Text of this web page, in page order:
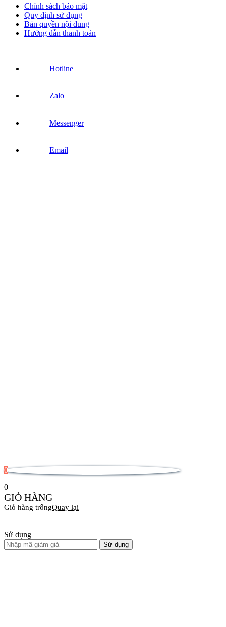
Chính sách bảo mật
Quy định sử dụng
Bản quyền nội dung
Hướng dẫn thanh toán
Hotline
Zalo
Messenger
Email
0
0
GIỎ HÀNG
Giỏ hàng trốngQuay lại
Sử dụng
Sử dụng